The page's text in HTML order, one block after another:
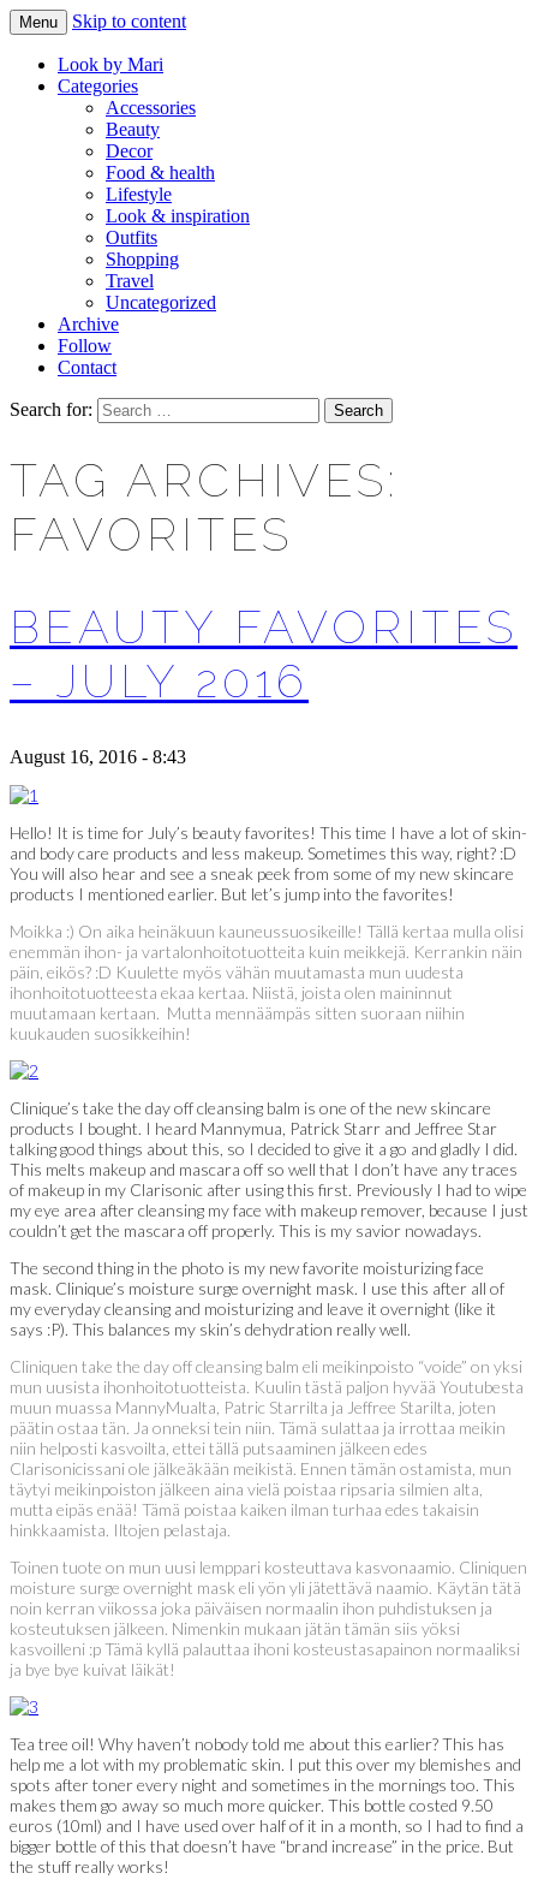
LOOK BY MARI
Makeup & beauty blog
Menu Skip to content
Look by Mari
Categories
Accessories
Beauty
Decor
Food & health
Lifestyle
Look & inspiration
Outfits
Shopping
Travel
Uncategorized
Archive
Follow
Contact
Search for:
TAG ARCHIVES:
FAVORITES
BEAUTY FAVORITES
– JULY 2016
August 16, 2016 - 8:43
Hello! It is time for July’s beauty favorites! This time I have a lot of skin-
and body care products and less makeup. Sometimes this way, right? :D
You will also hear and see a sneak peek from some of my new skincare
products I mentioned earlier. But let’s jump into the favorites!
Moikka :) On aika heinäkuun kauneussuosikeille! Tällä kertaa mulla olisi
enemmän ihon- ja vartalonhoitotuotteita kuin meikkejä. Kerrankin näin
päin, eikös? :D Kuulette myös vähän muutamasta mun uudesta
ihonhoitotuotteesta ekaa kertaa. Niistä, joista olen maininnut
muutamaan kertaan. Mutta mennäämpäs sitten suoraan niihin
kuukauden suosikkeihin!
Clinique’s take the day off cleansing balm is one of the new skincare
products I bought. I heard Mannymua, Patrick Starr and Jeffree Star
talking good things about this, so I decided to give it a go and gladly I did.
This melts makeup and mascara off so well that I don’t have any traces
of makeup in my Clarisonic after using this first. Previously I had to wipe
my eye area after cleansing my face with makeup remover, because I just
couldn’t get the mascara off properly. This is my savior nowadays.
The second thing in the photo is my new favorite moisturizing face
mask. Clinique’s moisture surge overnight mask. I use this after all of
my everyday cleansing and moisturizing and leave it overnight (like it
says :P). This balances my skin’s dehydration really well.
Cliniquen take the day off cleansing balm eli meikinpoisto “voide” on yksi
mun uusista ihonhoitotuotteista. Kuulin tästä paljon hyvää Youtubesta
muun muassa MannyMualta, Patric Starrilta ja Jeffree Starilta, joten
päätin ostaa tän. Ja onneksi tein niin. Tämä sulattaa ja irrottaa meikin
niin helposti kasvoilta, ettei tällä putsaaminen jälkeen edes
Clarisonicissani ole jälkeäkään meikistä. Ennen tämän ostamista, mun
täytyi meikinpoiston jälkeen aina vielä poistaa ripsaria silmien alta,
mutta eipäs enää! Tämä poistaa kaiken ilman turhaa edes takaisin
hinkkaamista. Iltojen pelastaja.
Toinen tuote on mun uusi lemppari kosteuttava kasvonaamio. Cliniquen
moisture surge overnight mask eli yön yli jätettävä naamio. Käytän tätä
noin kerran viikossa joka päiväisen normaalin ihon puhdistuksen ja
kosteutuksen jälkeen. Nimenkin mukaan jätän tämän siis yöksi
kasvoilleni :p Tämä kyllä palauttaa ihoni kosteustasapainon normaaliksi
ja bye bye kuivat läikät!
Tea tree oil! Why haven’t nobody told me about this earlier? This has
help me a lot with my problematic skin. I put this over my blemishes and
spots after toner every night and sometimes in the mornings too. This
makes them go away so much more quicker. This bottle costed 9.50
euros (10ml) and I have used over half of it in a month, so I had to find a
bigger bottle of this that doesn’t have “brand increase” in the price. But
the stuff really works!